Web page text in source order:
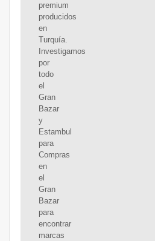
premium
producidos
en
Turquía.
Investigamos
por
todo
el
Gran
Bazar
y
Estambul
para
Compras
en
el
Gran
Bazar
para
encontrar
marcas